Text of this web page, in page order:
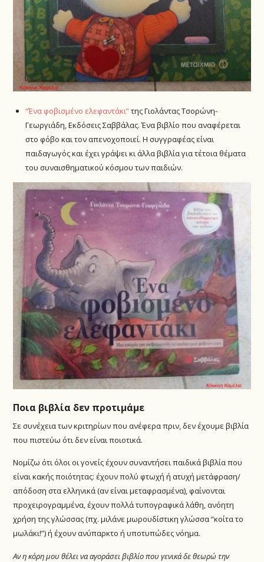
“Ένα φοβισμένο ελεφαντάκι”της Γιολάντας Τσορώνη-
Γεωργιάδη, Εκδόσεις Σαββάλας. Ένα βιβλίο που αναφέρεται
στο φόβο και τον απενοχοποιεί. Η συγγραφέας είναι
παιδαγωγός και έχει γράψει κι άλλα βιβλία για τέτοια θέματα
του συναισθηματικού κόσμου των παιδιών.
Ποια βιβλία δεν προτιμάμε
Σε συνέχεια των κριτηρίων που ανέφερα πριν, δεν έχουμε βιβλία
που πιστεύω ότι δεν είναι ποιοτικά.
Νομίζω ότι όλοι οι γονείς έχουν συναντήσει παιδικά βιβλία που
είναι κακής ποιότητας: έχουν πολύ φτωχή ή ατυχή μετάφραση/
απόδοση στα ελληνικά (αν είναι μεταφρασμένα), φαίνονται
προχειρογραμμένα, έχουν πολλά τυπογραφικά λάθη, ανόητη
χρήση της γλώσσας (πχ. μιλάνε μωρουδίστικη γλώσσα “κοίτα το
μωλάκι!”) ή έχουν ανύπαρκτο ή υποτυπώδες νόημα.
Αν η κόρη μου θέλει να αγοράσει βιβλίο που γενικά δε θεωρώ την